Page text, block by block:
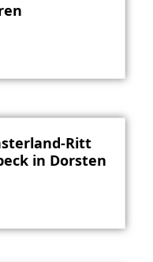
Ritt
in Dorsten